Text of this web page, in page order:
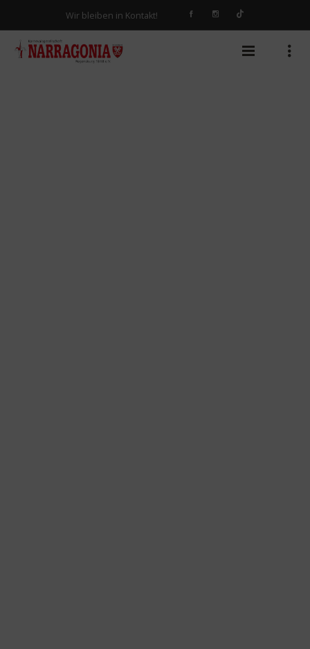
Wir bleiben in Kontakt!